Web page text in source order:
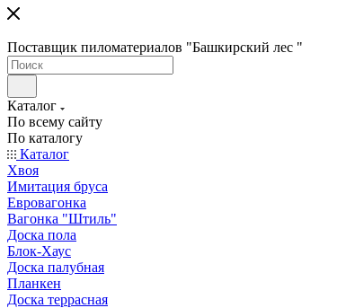
Поставщик пиломатериалов "Башкирский лес "
Каталог
По всему сайту
По каталогу
Каталог
Хвоя
Имитация бруса
Евровагонка
Вагонка "Штиль"
Доска пола
Блок-Хаус
Доска палубная
Планкен
Доска террасная